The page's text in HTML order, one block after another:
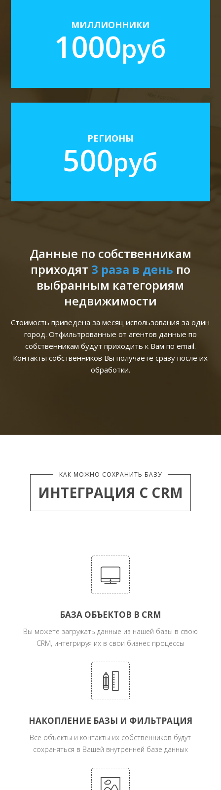
МИЛЛИОННИКИ
1000руб
Аренда, Продажа, Жилая, Коммерческая
3 рассылки в день
РЕГИОНЫ
500руб
Аренда, Продажа, Жилая, Коммерческая
3 рассылки в день
Данные по собственникам
приходят 3 раза в день по
выбранным категориям
недвижимости
Стоимость приведена за месяц использования за один
город. Отфильтрованные от агентов данные по
собственникам будут приходить к Вам по email.
Контакты собственников Вы получаете сразу после их
обработки.
КАК МОЖНО СОХРАНИТЬ БАЗУ
ИНТЕГРАЦИЯ С CRM
БАЗА ОБЪЕКТОВ В CRM
Вы можете загружать данные из нашей базы в свою
CRM, интегрируя их в свои бизнес процессы
НАКОПЛЕНИЕ БАЗЫ И ФИЛЬТРАЦИЯ
Все объекты и контакты их собственников будут
сохраняться в Вашей внутренней базе данных